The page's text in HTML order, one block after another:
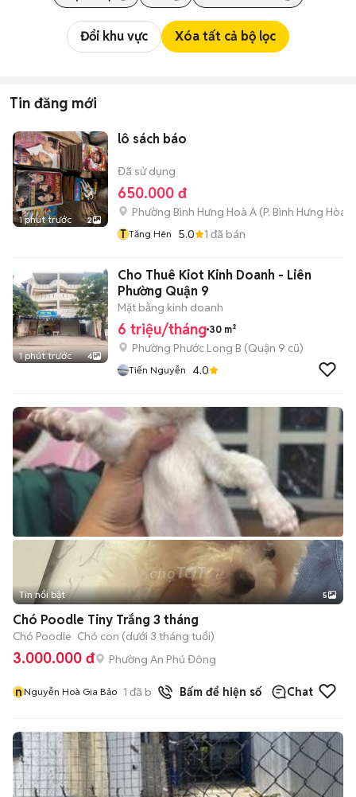
Đổi khu vực Xóa tất cả bộ lọc
Tin đăng mới
1 phút trước 2
lô sách báo
Đã sử dụng
650.000 đ
Phường Bình Hưng Hoà A (P. Bình Hưng Hòa
T Tăng Hên 5.0 1 đã bán
1 phút trước 4
Cho Thuê Kiot Kinh Doanh - Liên
Phường Quận 9
Mặt bằng kinh doanh
6 triệu/tháng 30 m²
Phường Phước Long B (Quận 9 cũ)
Tiến Nguyễn 4.0
Tin nổi bật 5
Chó Poodle Tiny Trắng 3 tháng
Chó Poodle Chó con (dưới 3 tháng tuổi)
3.000.000 đ Phường An Phú Đông
nNguyễn Hoà Gia Bảo 1 đã bán Bấm để hiện số Chat